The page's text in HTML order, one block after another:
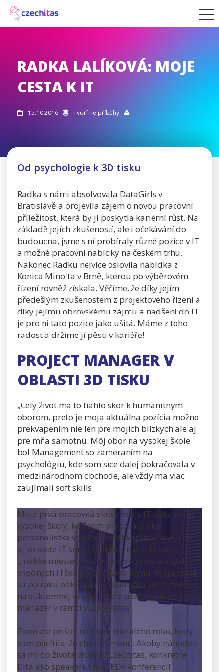
RADKA LALÍKOVÁ: MOJE
CESTA K IT
 15.10.2016  Tvoříme příběhy 
Od psychologie k 3D tisku
Radka s námi absolvovala DataGirls v
Bratislavě a projevila zájem o novou pracovní
příležitost, která by jí poskytla kariérní růst. Na
základě jejích zkušeností, ale i očekávání do
budoucna, jsme s ní probíraly různé pozice v IT
a možné pracovní nabídky na českém trhu.
Nakonec Radku nejvíce oslovila nabídka z
Konica Minolta v Brně, kterou po výběrovém
řízení rovněž získala. Věříme, že díky jejím
předešlým zkušenostem z projektového řízení a
díky jejímu obrovskému zájmu a nadšení do IT
je pro ni tato pozice jako ušitá. Máme z toho
radost a držíme jí pěsti v kariéře!
PROJECT MANAGER V
OBLASTI 3D TISKU
„Celý život ma to tiahlo skôr k humanitným
oborom, preto je moja aktuálna pozícia možno
prekvapením nie len pre mojich blízkych ale aj
pre mňa samotnú. Môj obor na vysokej škole
bol Management so zameraním na
psychológiu, kde som síce ďalej pokračovala v
medzinárodnom obchode, ale vždy ma viac
zaujímali soft skills.
Moja prvá pracovná skúsenosť s IT bola počas
vysokej školy, keď som pracovala ako
personalistka v jednom softwarehouse. Takže
aj vo svete IT som si najskôr našla to svoje
„mäkké miestečko“ :), kde som vyberala tých
vhodných ITčkárov pre danú firmu. Moja cesta
sa po roku odklonila a našla som svoje miesto
na súkromnej vysokej škole ako projektový
manažér v rámci vzdelávania.
Zlom ale prišiel na konci minulého roku, kedy
som pocítila, že chcem zmenu. Akoby náhodou
sa mi do života dostalo Czechitas, konkrétne
Dita ako speakerka na TEDx konferencii.